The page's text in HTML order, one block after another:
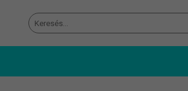
Keresés
a